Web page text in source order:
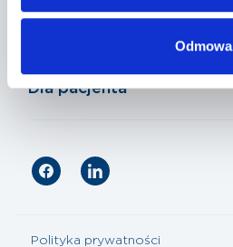
Odmowa
Nasza oferta
Dla pacjenta
Polityka prywatności